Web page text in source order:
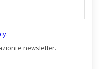
.
e newsletter.